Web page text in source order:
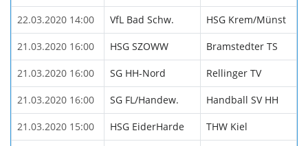
22.03.2020 14:00 VfL Bad Schw. HSG Krem/Münst
21.03.2020 16:00 HSG SZOWW Bramstedter TS
21.03.2020 16:00 SG HH-Nord Rellinger TV
21.03.2020 16:00 SG FL/Handew. Handball SV HH
21.03.2020 15:00 HSG EiderHarde THW Kiel